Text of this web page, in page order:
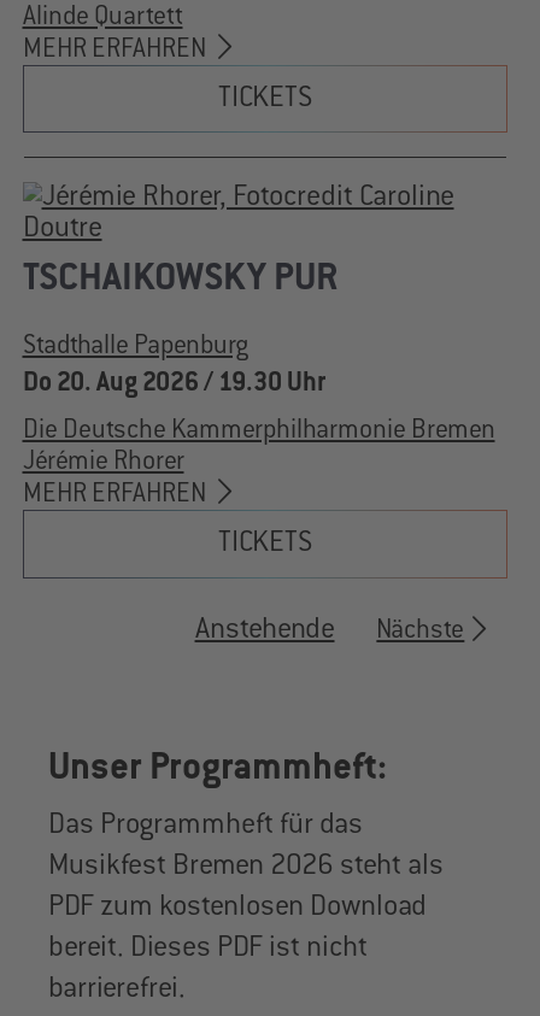
Alinde Quartett
TICKETS
MEHR ERFAHREN
TSCHAIKOWSKY PUR
Stadthalle Papenburg
Do 20. Aug 2026 / 19.30 Uhr
Die Deutsche Kammerphilharmonie Bremen
Jérémie Rhorer
TICKETS
MEHR ERFAHREN
Anstehende Nächste V
Unser Programmheft:
Das Programmheft für das
Musikfest Bremen 2026 steht als
PDF zum kostenlosen Download
bereit. Dieses PDF ist nicht
barrierefrei.